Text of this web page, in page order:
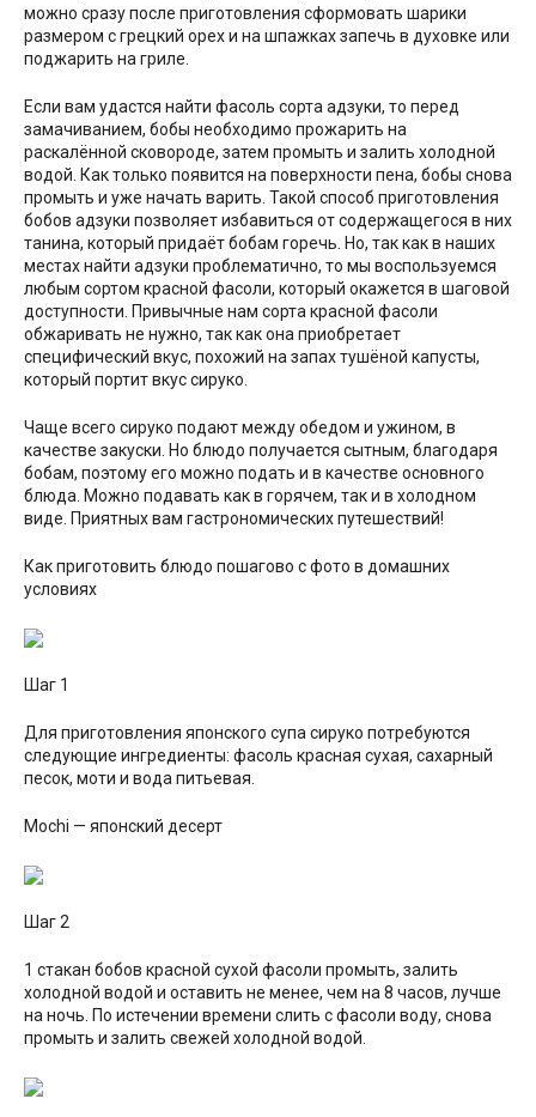
можно сразу после приготовления сформовать шарики
размером с грецкий орех и на шпажках запечь в духовке или
поджарить на гриле.
Если вам удастся найти фасоль сорта адзуки, то перед
замачиванием, бобы необходимо прожарить на
раскалённой сковороде, затем промыть и залить холодной
водой. Как только появится на поверхности пена, бобы снова
промыть и уже начать варить. Такой способ приготовления
бобов адзуки позволяет избавиться от содержащегося в них
танина, который придаёт бобам горечь. Но, так как в наших
местах найти адзуки проблематично, то мы воспользуемся
любым сортом красной фасоли, который окажется в шаговой
доступности. Привычные нам сорта красной фасоли
обжаривать не нужно, так как она приобретает
специфический вкус, похожий на запах тушёной капусты,
который портит вкус сируко.
Чаще всего сируко подают между обедом и ужином, в
качестве закуски. Но блюдо получается сытным, благодаря
бобам, поэтому его можно подать и в качестве основного
блюда. Можно подавать как в горячем, так и в холодном
виде. Приятных вам гастрономических путешествий!
Как приготовить блюдо пошагово с фото в домашних
условиях
Шаг 1
Для приготовления японского супа сируко потребуются
следующие ингредиенты: фасоль красная сухая, сахарный
песок, моти и вода питьевая.
Mochi — японский десерт
Шаг 2
1 стакан бобов красной сухой фасоли промыть, залить
холодной водой и оставить не менее, чем на 8 часов, лучше
на ночь. По истечении времени слить с фасоли воду, снова
промыть и залить свежей холодной водой.